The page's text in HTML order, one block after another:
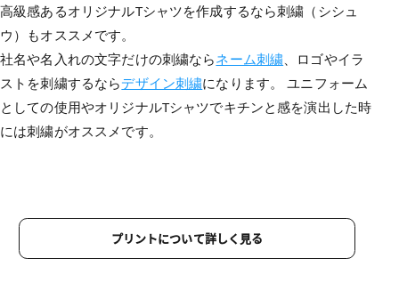
高級感あるオリジナルTシャツを作成するなら刺繍（シシュ
ウ）もオススメです。
社名や名入れの文字だけの刺繍ならネーム刺繍 、ロゴやイラ
ストを刺繍するならデザイン刺繍になります。 ユニフォーム
としての使用やオリジナルTシャツでキチンと感を演出した時
には刺繍がオススメです。
プリントについて詳しく見る